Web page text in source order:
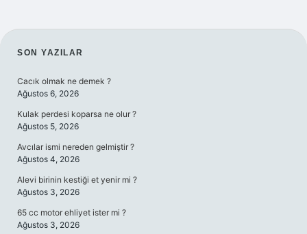
SIDEBAR
SON YAZILAR
Cacık olmak ne demek ?
Ağustos 6, 2026
Kulak perdesi koparsa ne olur ?
Ağustos 5, 2026
Avcılar ismi nereden gelmiştir ?
Ağustos 4, 2026
Alevi birinin kestiği et yenir mi ?
Ağustos 3, 2026
65 cc motor ehliyet ister mi ?
Ağustos 3, 2026